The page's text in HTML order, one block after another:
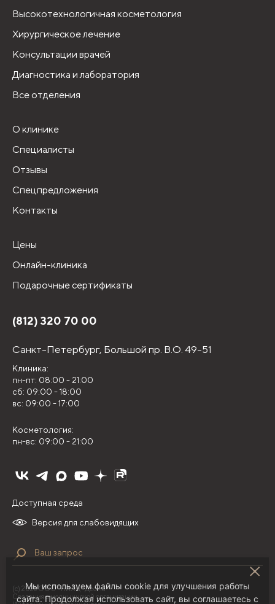
Высокотехнологичная косметология
Хирургическое лечение
Консультации врачей
Диагностика и лаборатория
Все отделения
О клинике
Специалисты
Отзывы
Спецпредложения
Контакты
Цены
Онлайн-клиника
Подарочные сертификаты
(812) 320 70 00
Санкт-Петербург, Большой пр. В.О. 49-51
Клиника:
пн-пт: 08:00 - 21:00
сб: 09:00 - 18:00
вс: 09:00 - 17:00
Косметология:
пн-вс: 09:00 - 21:00
Версия для слабовидящих
Доступная среда
(с) 2026 ООО "НИЛЦ "Деома"
Сведения о медицинской организации
Мы используем файлы cookie для улучшения работы
сайта. Продолжая использовать сайт, вы соглашаетесь с